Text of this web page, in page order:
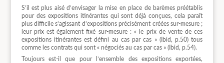
S’il est plus aisé d’envisager la mise en place de barèmes préétablis
pour des expositions itinérantes qui sont déjà conçues, cela paraît
plus difficile s’agissant d’expositions précisément créées sur-mesure ;
leur prix est également fixé sur-mesure : « le prix de vente de ces
expositions itinérantes est défini au cas par cas » (Ibid, p.50) tous
comme les contrats qui sont « négociés au cas par cas » (Ibid, p.54).
Toujours est-il que pour l’ensemble des expositions exportées,